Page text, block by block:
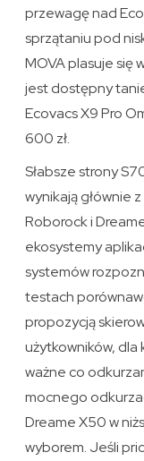
przewagę nad
sprzątaniu pod
MOVA plasuje się
jest dostępny
Ecovacs X9 Pro
600 zł.
Słabsze strony
wynikają głównie
Roborock i
ekosystemy
systemów
testach
propozycją
użytkowników, dla
ważne co
mocnego
Dreame X50 w
wyborem. Jeśli